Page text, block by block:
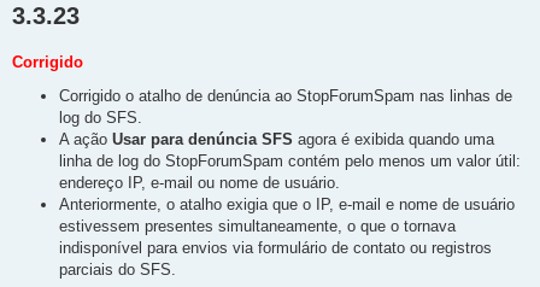
g
3.3.23
Corrigido
Corrigido o atalho de denúncia ao StopForumSpam nas linhas de
log do SFS.
A ação Usar para denúncia SFS agora é exibida quando uma
linha de log do StopForumSpam contém pelo menos um valor útil:
endereço IP, e-mail ou nome de usuário.
Anteriormente, o atalho exigia que o IP, e-mail e nome de usuário
estivessem presentes simultaneamente, o que o tornava
indisponível para envios via formulário de contato ou registros
parciais do SFS.